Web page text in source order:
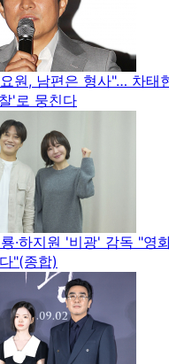
원, 남편은 형사"… 차태
'로 뭉친다
·하지원 '비광' 감독 "영
"(종합)